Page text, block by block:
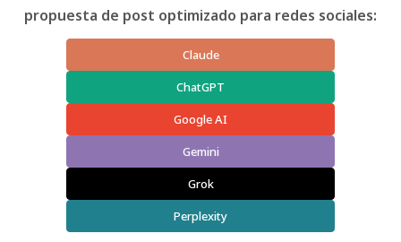
propuesta de post optimizado para redes sociales:
Claude
ChatGPT
Google AI
Gemini
Grok
Perplexity